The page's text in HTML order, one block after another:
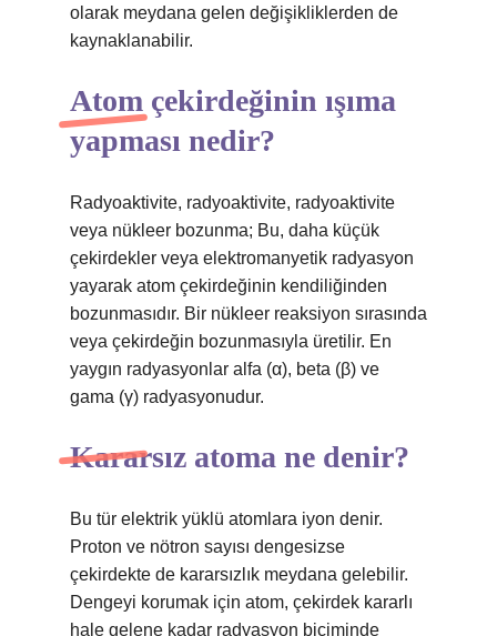
olarak meydana gelen değişikliklerden de
kaynaklanabilir.
Atom çekirdeğinin ışıma
yapması nedir?
Radyoaktivite, radyoaktivite, radyoaktivite
veya nükleer bozunma; Bu, daha küçük
çekirdekler veya elektromanyetik radyasyon
yayarak atom çekirdeğinin kendiliğinden
bozunmasıdır. Bir nükleer reaksiyon sırasında
veya çekirdeğin bozunmasıyla üretilir. En
yaygın radyasyonlar alfa (α), beta (β) ve
gama (γ) radyasyonudur.
Kararsız atoma ne denir?
Bu tür elektrik yüklü atomlara iyon denir.
Proton ve nötron sayısı dengesizse
çekirdekte de kararsızlık meydana gelebilir.
Dengeyi korumak için atom, çekirdek kararlı
hale gelene kadar radyasyon biçiminde